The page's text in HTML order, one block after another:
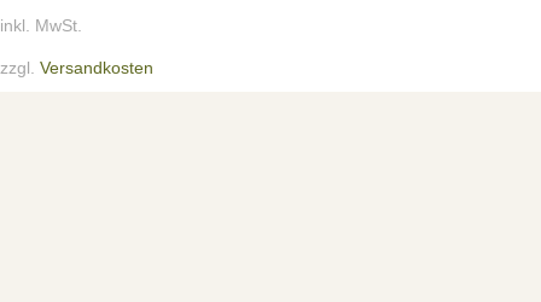
inkl. MwSt.
zzgl. Versandkosten